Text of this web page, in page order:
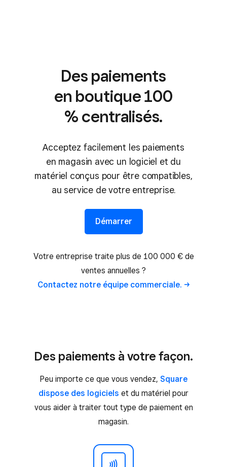
Des paiements
en boutique 100
% centralisés.
Acceptez facilement les paiements
en magasin avec un logiciel et du
matériel conçus pour être compatibles,
au service de votre entreprise.
Démarrer
Votre entreprise traite plus de 100 000 € de
ventes annuelles ?
Contactez notre équipe commerciale.
Des paiements à votre façon.
Peu importe ce que vous vendez, Square
dispose des logiciels et du matériel pour
vous aider à traiter tout type de paiement en
magasin.